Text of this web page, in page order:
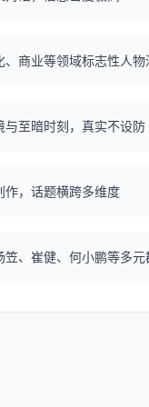
、商业等领域标志性人物
与至暗时刻，真实不设防
作，话题横跨多维度
笠、崔健、何小鹏等多元